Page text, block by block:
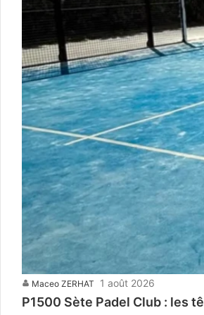
Maceo ZERHAT 1 août 2026
P1500 Sète Padel Club : les